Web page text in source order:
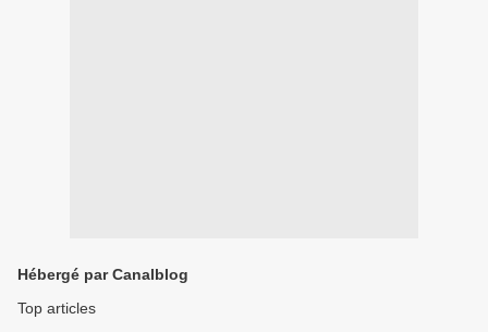
Hébergé par Canalblog
Top articles